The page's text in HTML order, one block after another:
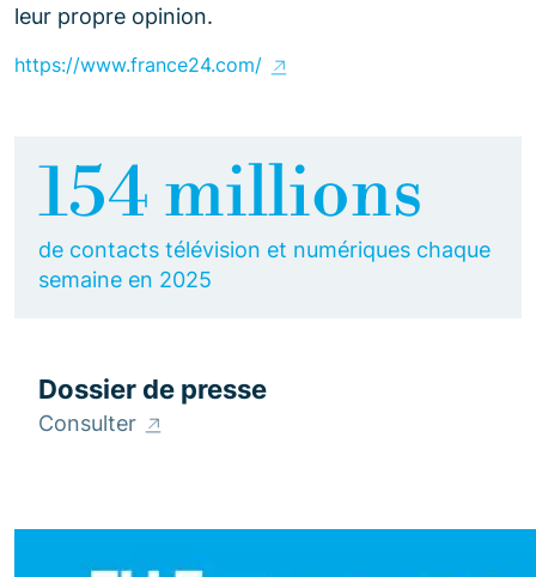
leur propre opinion.
https://www.france24.com/
154 millions
de contacts télévision et numériques chaque
semaine en 2025
Dossier de presse
Consulter